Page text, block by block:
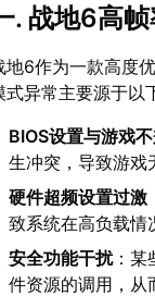
. 战地6高
地6作为一款高度
式异常主要源于以
BIOS设置与游戏
生冲突，导致游戏
硬件超频设置过激
致系统在高负载情
安全功能干扰：某
件资源的调用，从